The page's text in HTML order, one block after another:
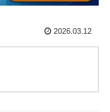
2026.03.12